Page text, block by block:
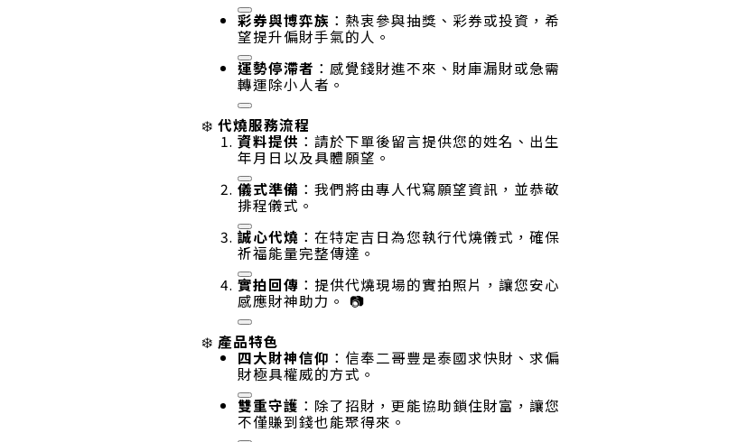
彩券與博弈族 ：熱衷參與抽獎、彩券或投資，希
望提升偏財手氣的人 。
運勢停滯者 ：感覺錢財進不來、財庫漏財或急需
轉運除小人者 。
❄️ 代燒服務流程
資料提供 ：請於下單後留言提供您的姓名、出生
年月日以及具體願望 。
儀式準備 ：我們將由專人代寫願望資訊，並恭敬
排程儀式 。
誠心代燒 ：在特定吉日為您執行代燒儀式，確保
祈福能量完整傳達 。
實拍回傳 ：提供代燒現場的實拍照片，讓您安心
感應財神助力 。 📷
❄️ 產品特色
四大財神信仰 ：信奉二哥豐是泰國求快財、求偏
財極具權威的方式 。
雙重守護 ：除了招財，更能協助鎖住財富，讓您
不僅賺到錢也能聚得來 。